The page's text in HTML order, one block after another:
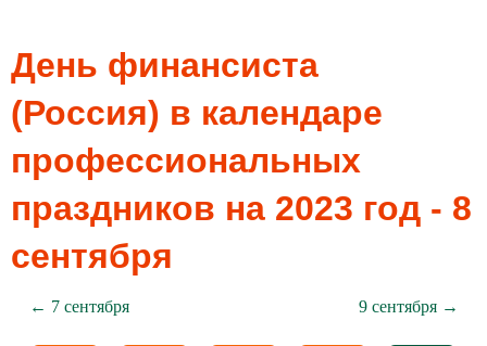
День финансиста
(Россия) в календаре
профессиональных
праздников на 2023 год - 8
сентября
← 7 сентября 9 сентября →